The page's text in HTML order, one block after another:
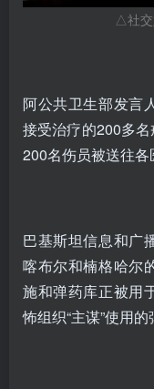
△社交
阿公共卫生部发言
接受治疗的200多
200名伤员被送往各
巴基斯坦信息和广
喀布尔和楠格哈尔
施和弹药库正被用
怖组织“主谋”使用的